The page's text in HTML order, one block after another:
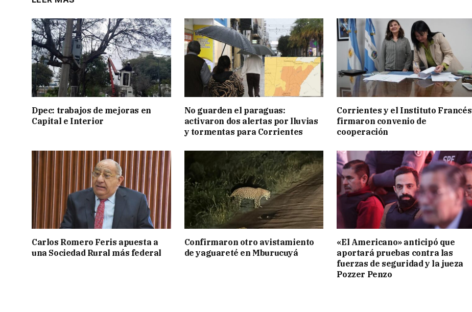
Dpec: trabajos de mejoras en
Capital e Interior
No guarden el paraguas:
activaron dos alertas por lluvias
y tormentas para Corrientes
Corrientes y el Instituto Francés
firmaron convenio de
cooperación
Carlos Romero Feris apuesta a
una Sociedad Rural más federal
Confirmaron otro avistamiento
de yaguareté en Mburucuyá
«El Americano» anticipó que
aportará pruebas contra las
fuerzas de seguridad y la jueza
Pozzer Penzo